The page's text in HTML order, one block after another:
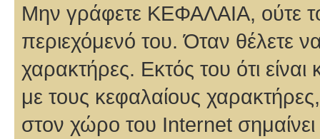
Μην γράφετε ΚΕΦΑΛΑΙΑ, ούτε
περιεχόμενό του. Όταν θέλετε
χαρακτήρες. Εκτός του ότι
με τους κεφαλαίους
στον χώρο του Internet